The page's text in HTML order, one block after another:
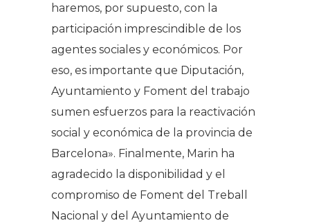
haremos, por supuesto, con la
participación imprescindible de los
agentes sociales y económicos. Por
eso, es importante que Diputación,
Ayuntamiento y Foment del trabajo
sumen esfuerzos para la reactivación
social y económica de la provincia de
Barcelona». Finalmente, Marin ha
agradecido la disponibilidad y el
compromiso de Foment del Treball
Nacional y del Ayuntamiento de